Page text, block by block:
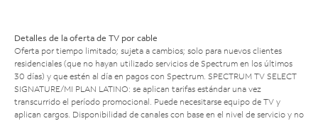
Detalles de la oferta de TV por cable
Oferta por tiempo limitado; sujeta a cambios; solo para nuevos clientes
residenciales (que no hayan utilizado servicios de Spectrum en los últimos
30 días) y que estén al día en pagos con Spectrum. SPECTRUM TV SELECT
SIGNATURE/MI PLAN LATINO: se aplican tarifas estándar una vez
transcurrido el período promocional. Puede necesitarse equipo de TV y
aplican cargos. Disponibilidad de canales con base en el nivel de servicio y no